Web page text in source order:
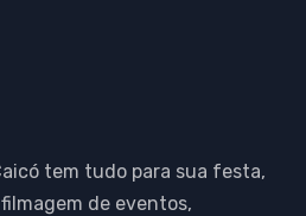
tem tudo para sua festa,
de eventos,